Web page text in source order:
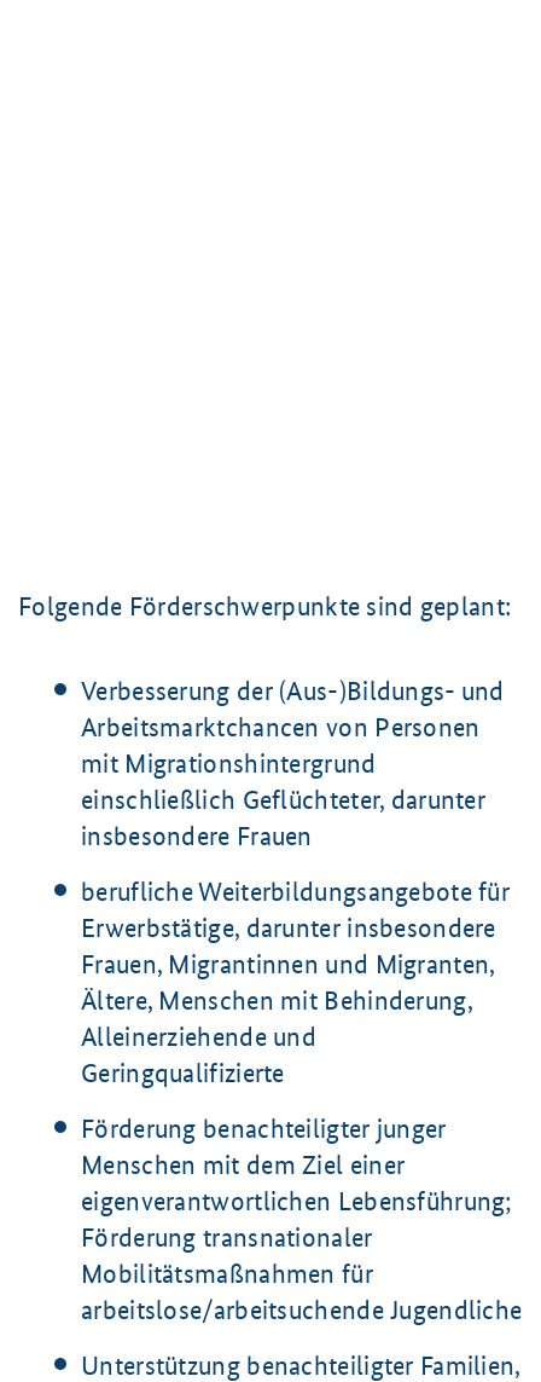
Folgende Förderschwerpunkte sind geplant:
Verbesserung der (Aus-)Bildungs- und
Arbeitsmarktchancen von Personen
mit Migrationshintergrund
einschließlich Geflüchteter, darunter
insbesondere Frauen
berufliche Weiterbildungsangebote für
Erwerbstätige, darunter insbesondere
Frauen, Migrantinnen und Migranten,
Ältere, Menschen mit Behinderung,
Alleinerziehende und
Geringqualifizierte
Förderung benachteiligter junger
Menschen mit dem Ziel einer
eigenverantwortlichen Lebensführung;
Förderung transnationaler
Mobilitätsmaßnahmen für
arbeitslose/arbeitsuchende Jugendliche
Unterstützung benachteiligter Familien,